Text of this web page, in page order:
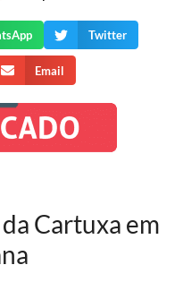
Twitter
Email
Cartuxa em